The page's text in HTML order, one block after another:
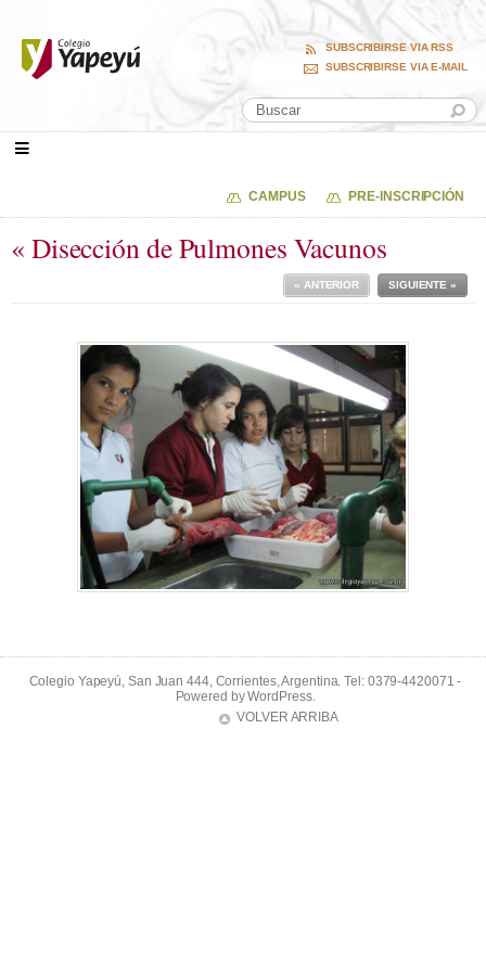
SUBSCRIBIRSE VIA RSS
SUBSCRIBIRSE VIA E-MAIL
CAMPUS PRE-INSCRIPCIÓN
« Disección de Pulmones Vacunos
SIGUIENTE »
« ANTERIOR
Colegio Yapeyú, San Juan 444, Corrientes, Argentina. Tel: 0379-4420071 -
Powered byWordPress.
VOLVER ARRIBA